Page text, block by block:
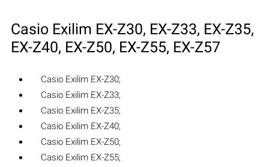
Casio Exilim EX-Z30, EX-Z33, EX-Z35,
EX-Z40, EX-Z50, EX-Z55, EX-Z57
Casio Exilim EX-Z30;
Casio Exilim EX-Z33;
Casio Exilim EX-Z35;
Casio Exilim EX-Z40;
Casio Exilim EX-Z50;
Casio Exilim EX-Z55;